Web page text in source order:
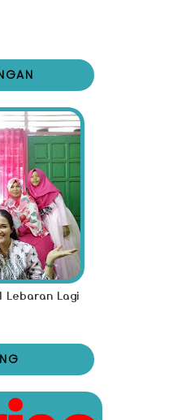
Lebaran Lagi